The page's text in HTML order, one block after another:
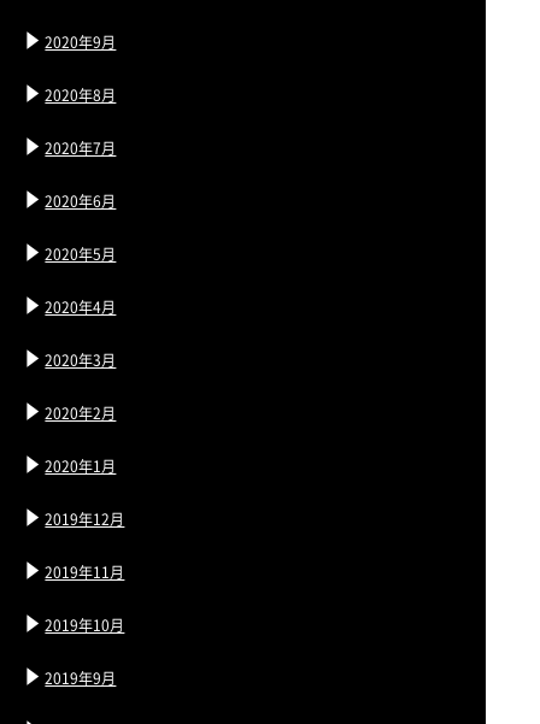
2020年9月
2020年8月
2020年7月
2020年6月
2020年5月
2020年4月
2020年3月
2020年2月
2020年1月
2019年12月
2019年11月
2019年10月
2019年9月